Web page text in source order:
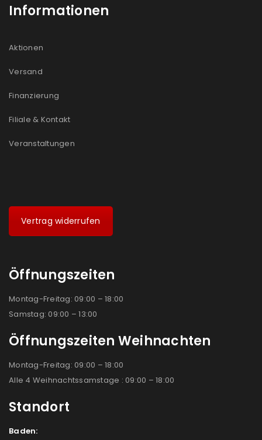
Informationen
Aktionen
Versand
Finanzierung
Filiale & Kontakt
Veranstaltungen
Vertrag widerrufen
Öffnungszeiten
Montag-Freitag: 09:00 – 18:00
Samstag: 09:00 – 13:00
Öffnungszeiten Weihnachten
Montag-Freitag: 09:00 – 18:00
Alle 4 Weihnachtssamstage : 09:00 – 18:00
Standort
Baden: